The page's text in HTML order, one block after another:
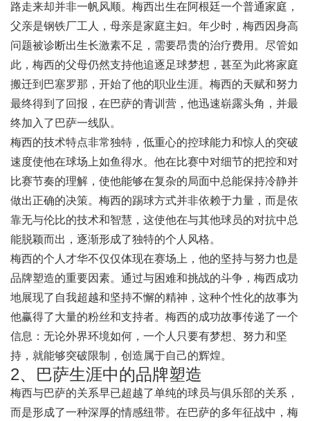
路走来却并非一帆风顺。梅西出生在阿根廷一个普通家庭，
父亲是钢铁厂工人，母亲是家庭主妇。年少时，梅西因身高
问题被诊断出生长激素不足，需要昂贵的治疗费用。尽管如
此，梅西的父母仍然支持他追逐足球梦想，甚至为此将家庭
搬迁到巴塞罗那，开始了他的职业生涯。梅西的天赋和努力
最终得到了回报，在巴萨的青训营，他迅速崭露头角，并最
终加入了巴萨一线队。
梅西的技术特点非常独特，低重心的控球能力和惊人的突破
速度使他在球场上如鱼得水。他在比赛中对细节的把控和对
比赛节奏的理解，使他能够在复杂的局面中总能保持冷静并
做出正确的决策。梅西的踢球方式并非依赖于力量，而是依
靠无与伦比的技术和智慧，这使他在与其他球员的对抗中总
能脱颖而出，逐渐形成了独特的个人风格。
梅西的个人才华不仅仅体现在赛场上，他的坚持与努力也是
品牌塑造的重要因素。通过与困难和挑战的斗争，梅西成功
地展现了自我超越和坚持不懈的精神，这种个性化的故事为
他赢得了大量的粉丝和支持者。梅西的成功故事传递了一个
信息：无论外界环境如何，一个人只要有梦想、努力和坚
持，就能够突破限制，创造属于自己的辉煌。
2、巴萨生涯中的品牌塑造
梅西与巴萨的关系早已超越了单纯的球员与俱乐部的关系，
而是形成了一种深厚的情感纽带。在巴萨的多年征战中，梅